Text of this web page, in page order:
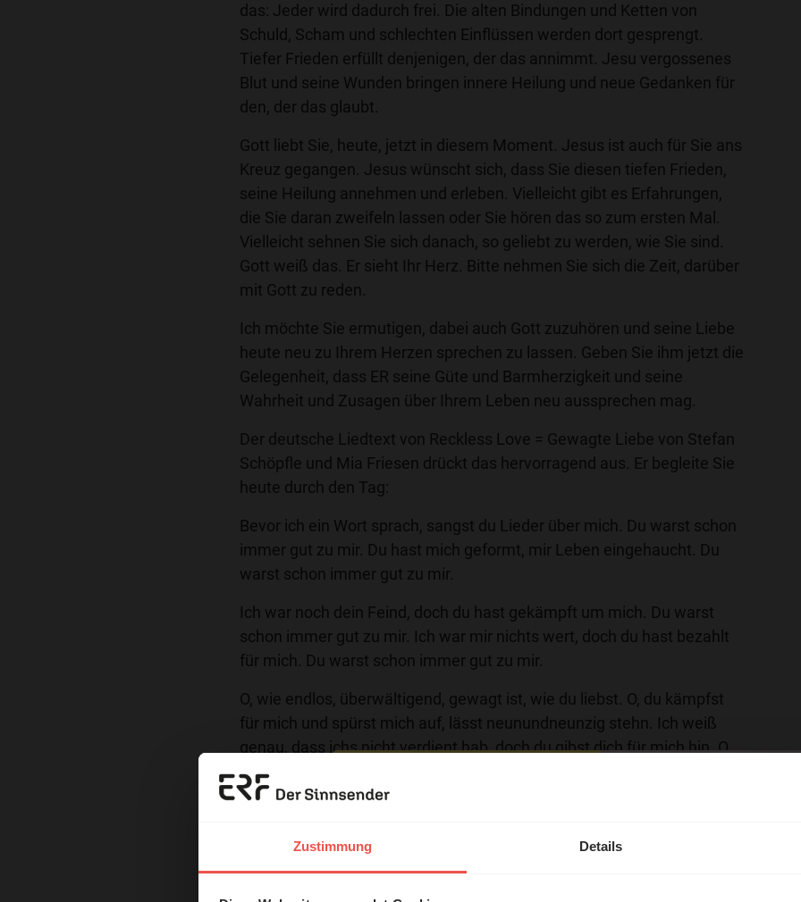
Zustimmung Details
das: Jeder wird dadurch frei. Die alten Bindungen und Ketten von
Schuld, Scham und schlechten Einflüssen werden dort gesprengt.
Tiefer Frieden erfüllt denjenigen, der das annimmt. Jesu vergossenes
Blut und seine Wunden bringen innere Heilung und neue Gedanken für
den, der das glaubt.
Gott liebt Sie, heute, jetzt in diesem Moment. Jesus ist auch für Sie ans
Kreuz gegangen. Jesus wünscht sich, dass Sie diesen tiefen Frieden,
seine Heilung annehmen und erleben. Vielleicht gibt es Erfahrungen,
die Sie daran zweifeln lassen oder Sie hören das so zum ersten Mal.
Vielleicht sehnen Sie sich danach, so geliebt zu werden, wie Sie sind.
Gott weiß das. Er sieht Ihr Herz. Bitte nehmen Sie sich die Zeit, darüber
mit Gott zu reden.
Ich möchte Sie ermutigen, dabei auch Gott zuzuhören und seine Liebe
heute neu zu Ihrem Herzen sprechen zu lassen. Geben Sie ihm jetzt die
Gelegenheit, dass ER seine Güte und Barmherzigkeit und seine
Wahrheit und Zusagen über Ihrem Leben neu aussprechen mag.
Der deutsche Liedtext von Reckless Love = Gewagte Liebe von Stefan
Schöpfle und Mia Friesen drückt das hervorragend aus. Er begleite Sie
heute durch den Tag:
Bevor ich ein Wort sprach, sangst du Lieder über mich. Du warst schon
immer gut zu mir. Du hast mich geformt, mir Leben eingehaucht. Du
warst schon immer gut zu mir.
Ich war noch dein Feind, doch du hast gekämpft um mich. Du warst
schon immer gut zu mir. Ich war mir nichts wert, doch du hast bezahlt
für mich. Du warst schon immer gut zu mir.
O, wie endlos, überwältigend, gewagt ist, wie du liebst. O, du kämpfst
für mich und spürst mich auf, lässt neunundneunzig stehn. Ich weiß
genau, dass ichs nicht verdient hab, doch du gibst dich für mich hin. O,
wie endlos, überwältigend, gewagt ist, wie du liebst.
Du zerstörst alle Mauern, vertreibst alle Lügen, um mir nachzugehn.
Erzähl mal!
Das erleben unsere Hörerinnen
und Hörer mit Gott ...